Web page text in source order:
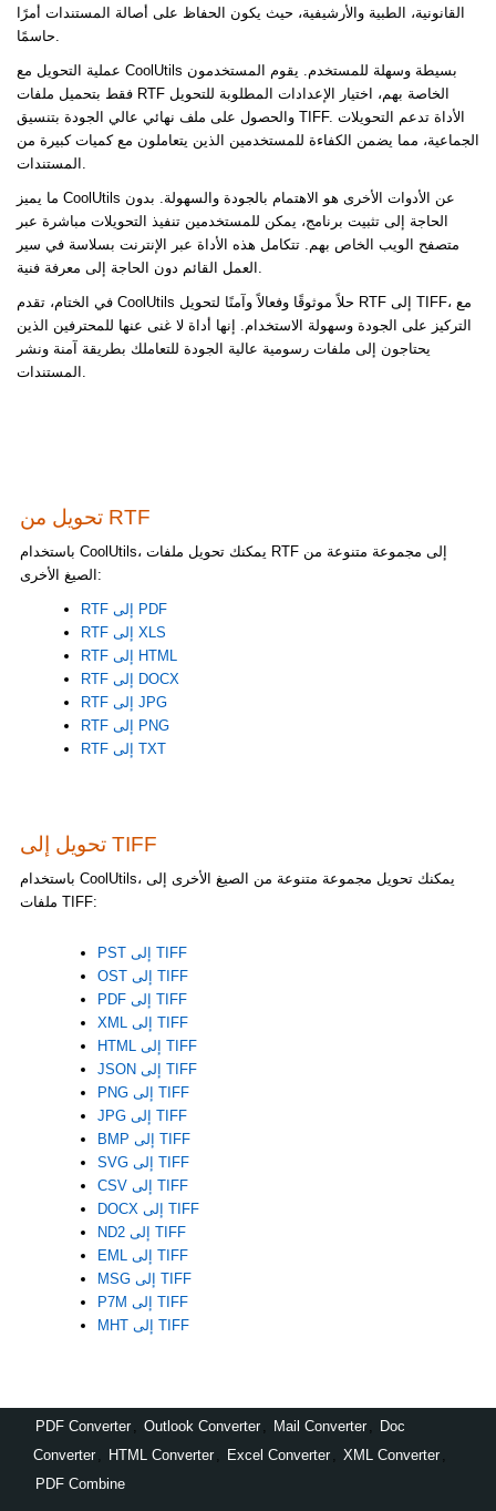
القانونية، الطبية والأرشيفية، حيث يكون الحفاظ على أصالة المستندات أمرًا
حاسمًا.
عملية التحويل مع CoolUtils بسيطة وسهلة للمستخدم. يقوم المستخدمون
فقط بتحميل ملفات RTF الخاصة بهم، اختيار الإعدادات المطلوبة للتحويل
والحصول على ملف نهائي عالي الجودة بتنسيق TIFF. الأداة تدعم التحويلات
الجماعية، مما يضمن الكفاءة للمستخدمين الذين يتعاملون مع كميات كبيرة من
المستندات.
ما يميز CoolUtils عن الأدوات الأخرى هو الاهتمام بالجودة والسهولة. بدون
الحاجة إلى تثبيت برنامج، يمكن للمستخدمين تنفيذ التحويلات مباشرة عبر
متصفح الويب الخاص بهم. تتكامل هذه الأداة عبر الإنترنت بسلاسة في سير
العمل القائم دون الحاجة إلى معرفة فنية.
في الختام، تقدم CoolUtils حلاً موثوقًا وفعالاً وآمنًا لتحويل RTF إلى TIFF، مع
التركيز على الجودة وسهولة الاستخدام. إنها أداة لا غنى عنها للمحترفين الذين
يحتاجون إلى ملفات رسومية عالية الجودة للتعاملك بطريقة آمنة ونشر
المستندات.
تحويل من RTF
باستخدام CoolUtils، يمكنك تحويل ملفات RTF إلى مجموعة متنوعة من
الصيغ الأخرى:
RTF إلى PDF
RTF إلى XLS
RTF إلى HTML
RTF إلى DOCX
RTF إلى JPG
RTF إلى PNG
RTF إلى TXT
تحويل إلى TIFF
باستخدام CoolUtils، يمكنك تحويل مجموعة متنوعة من الصيغ الأخرى إلى
ملفات TIFF:
PST إلى TIFF
OST إلى TIFF
PDF إلى TIFF
XML إلى TIFF
HTML إلى TIFF
JSON إلى TIFF
PNG إلى TIFF
JPG إلى TIFF
BMP إلى TIFF
SVG إلى TIFF
CSV إلى TIFF
DOCX إلى TIFF
ND2 إلى TIFF
EML إلى TIFF
MSG إلى TIFF
P7M إلى TIFF
MHT إلى TIFF
PDF Converter Outlook Converter Mail Converter
Doc
Converter
HTML Converter Excel Converter XML Converter
PDF Combine